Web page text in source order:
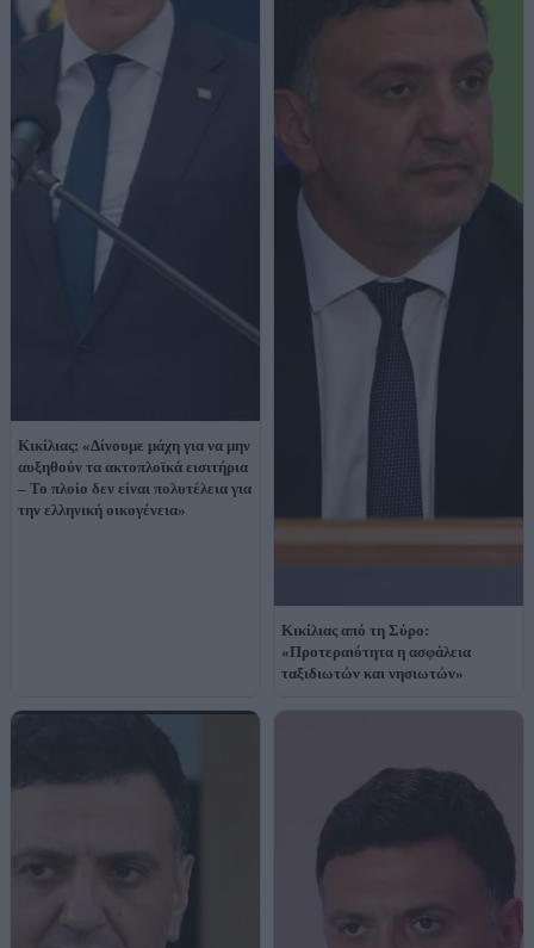
Κικίλιας: «Δίνουμε μάχη για να μην
αυξηθούν τα ακτοπλοϊκά εισιτήρια
– Το πλοίο δεν είναι πολυτέλεια για
την ελληνική οικογένεια»
Κικίλιας από τη Σύρο:
«Προτεραιότητα η ασφάλεια
ταξιδιωτών και νησιωτών»